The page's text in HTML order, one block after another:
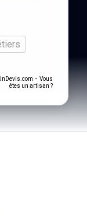
- Vous
êtes un artisan ?